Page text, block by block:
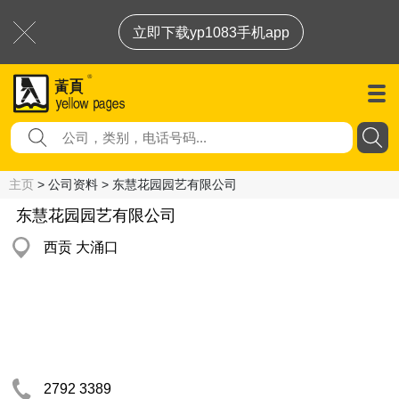
立即下载yp1083手机app
主页 > 公司资料 > 东慧花园园艺有限公司
东慧花园园艺有限公司
西贡 大涌口
2792 3389